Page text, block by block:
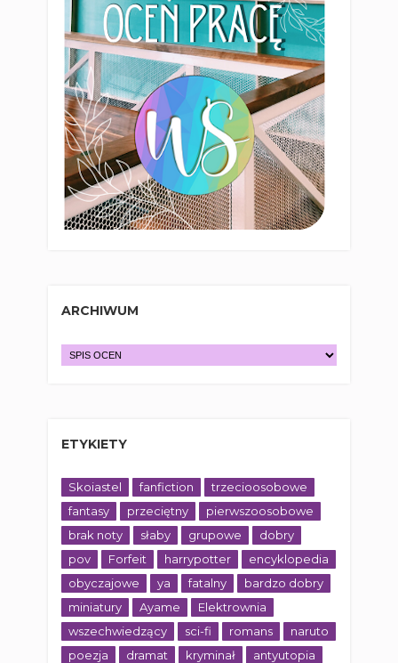
ARCHIWUM
ETYKIETY
Skoiastel fanfiction
trzecioosobowe
fantasy
przeciętny
pierwszoosobowe
brak noty
słaby grupowe
dobry
pov
Forfeit harrypotter
encyklopedia
obyczajowe
ya fatalny
bardzo dobry
miniatury
Ayame
Elektrownia
wszechwiedzący
sci-fi romans
naruto
poezja
dramat kryminał
antyutopia